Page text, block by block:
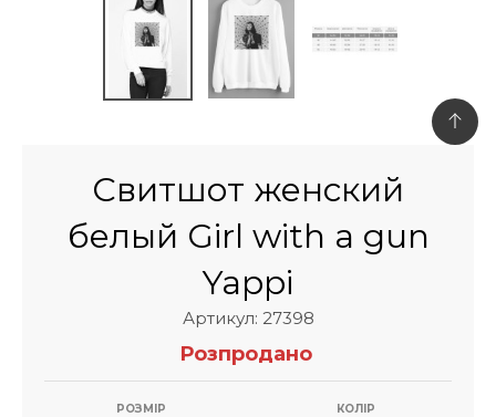
Свитшот женский
белый Girl with a gun
Yappi
Артикул: 27398
Розпродано
РОЗМІР КОЛІР